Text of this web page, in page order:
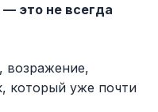
это не всегда
возражение,
который уже почти